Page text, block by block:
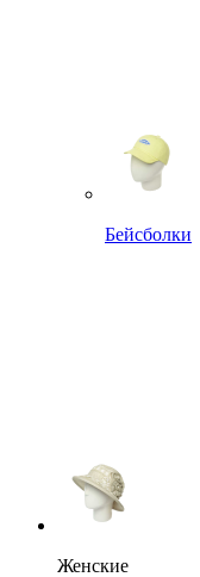
Бейсболки
Женские